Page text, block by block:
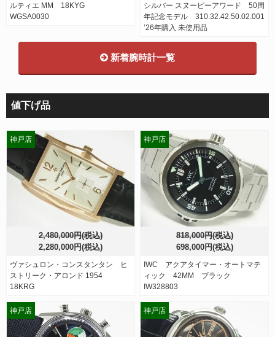
ルティエ MM 18KYG
WGSA0030
シルバー スヌーピーアワード 50周
年記念モデル 310.32.42.50.02.001
’26年購入 未使用品
新着腕時計一覧
値下げ品
2,480,000円(税込)
2,280,000円(税込)
ヴァシュロン・コンスタンタン ヒ
ストリーク・アロンド 1954
18KRG
神戸店
818,000円(税込)
698,000円(税込)
IWC アクアタイマー・オートマテ
ィック 42MM ブラック
IW328803
神戸店
神戸店 神戸店